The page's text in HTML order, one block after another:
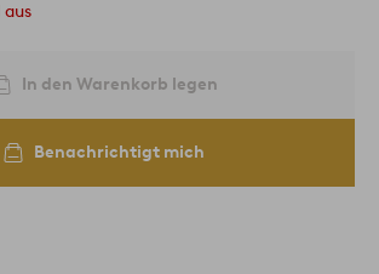
aus
In den Warenkorb legen
Benachrichtigt mich